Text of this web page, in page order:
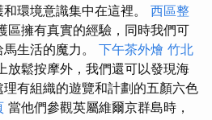
環境意識集中在這裡。 西區整
區擁有真實的經驗，同時我們可
生活的魔力。 下午茶外燴 竹北
放鬆按摩外，我們還可以發現海
有組織的遊覽和計劃的五顏六色
當他們參觀英屬維爾京群島時，